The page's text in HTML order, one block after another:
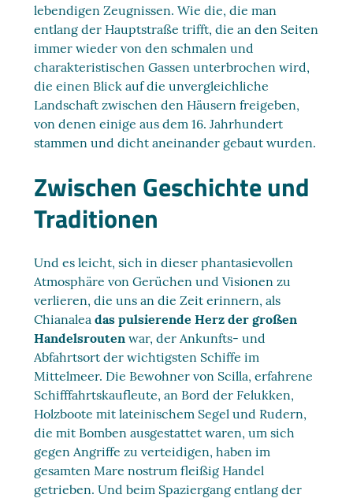
lebendigen Zeugnissen. Wie die, die man
entlang der Hauptstraße trifft, die an den Seiten
immer wieder von den schmalen und
charakteristischen Gassen unterbrochen wird,
die einen Blick auf die unvergleichliche
Landschaft zwischen den Häusern freigeben,
von denen einige aus dem 16. Jahrhundert
stammen und dicht aneinander gebaut wurden.
Zwischen Geschichte und
Traditionen
Und es leicht, sich in dieser phantasievollen
Atmosphäre von Gerüchen und Visionen zu
verlieren, die uns an die Zeit erinnern, als
Chianaleadas pulsierende Herz der großen
Handelsrouten war, der Ankunfts- und
Abfahrtsort der wichtigsten Schiffe im
Mittelmeer. Die Bewohner von Scilla, erfahrene
Schifffahrtskaufleute, an Bord der Felukken,
Holzboote mit lateinischem Segel und Rudern,
die mit Bomben ausgestattet waren, um sich
gegen Angriffe zu verteidigen, haben im
gesamten Mare nostrum fleißig Handel
getrieben. Und beim Spaziergang entlang der